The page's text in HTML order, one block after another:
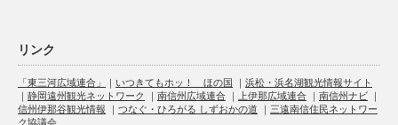
リンク
「東三河広域連合」 ｜ いつきてもホッ！ ほの国 ｜ 浜松・浜名湖観光情報サイト
｜ 静岡遠州観光ネットワーク ｜ 南信州広域連合 ｜ 上伊那広域連合 ｜ 南信州ナビ ｜
信州伊那谷観光情報 ｜ つなぐ・ひろがる しずおかの道 ｜ 三遠南信住民ネットワー
ク協議会